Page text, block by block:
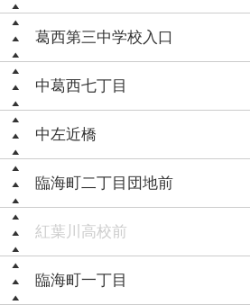
葛西第三中学校入口
中葛西七丁目
中左近橋
臨海町二丁目団地前
紅葉川高校前
臨海町一丁目